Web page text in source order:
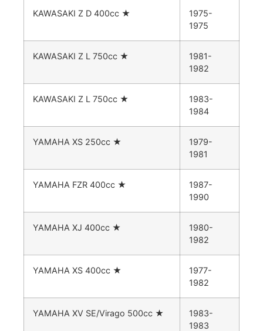
KAWASAKI Z D 400cc ★
1975-
1975
KAWASAKI Z L 750cc ★
1981-
1982
KAWASAKI Z L 750cc ★
1983-
1984
YAMAHA XS 250cc ★
1979-
1981
YAMAHA FZR 400cc ★
1987-
1990
YAMAHA XJ 400cc ★
1980-
1982
YAMAHA XS 400cc ★
1977-
1982
YAMAHA XV SE/Virago 500cc ★
1983-
1983